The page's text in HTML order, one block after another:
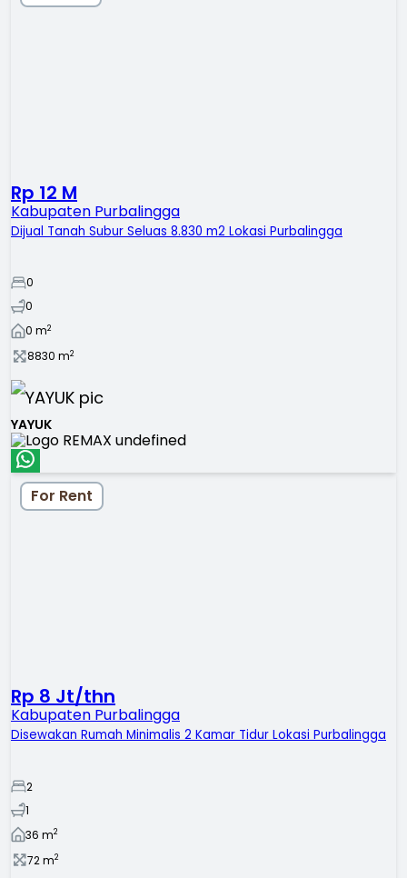
Rp 12 M
Kabupaten Purbalingga
Dijual Tanah Subur Seluas 8.830 m2 Lokasi Purbalingga
0
0
0 m2
8830 m2
YAYUK
For Rent
Rp 8 Jt/thn
Kabupaten Purbalingga
Disewakan Rumah Minimalis 2 Kamar Tidur Lokasi Purbalingga
2
1
36 m2
72m2